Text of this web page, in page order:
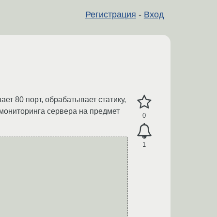
Регистрация - Вход
0
1
80 порт, обрабатывает статику,
сервера на предмет